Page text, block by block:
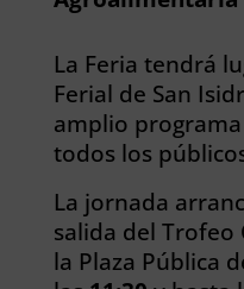
La Feria tendrá
Ferial de San
amplio
todos los
La jornada
salida del Trofeo
la Plaza Pública